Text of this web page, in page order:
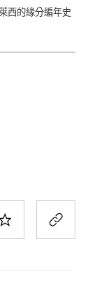
西的緣分編年史